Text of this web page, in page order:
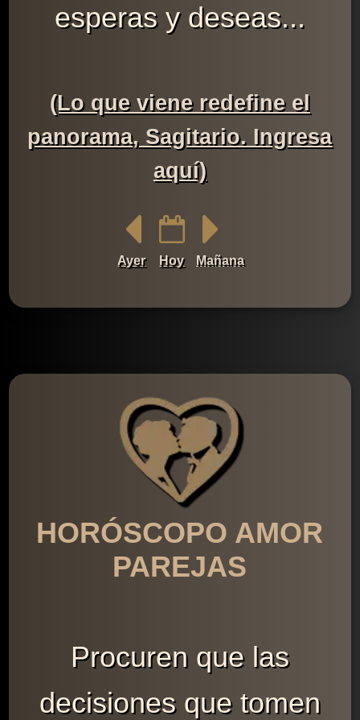
esperas y deseas...
(Lo que viene redefine el
panorama, Sagitario. Ingresa
aquí)
Ayer Hoy Mañana
HORÓSCOPO AMOR
PAREJAS
Procuren que las
decisiones que tomen